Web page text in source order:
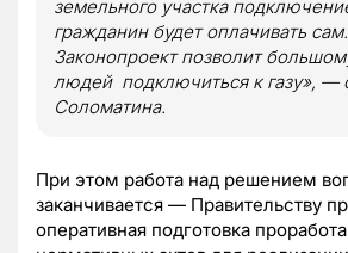
земельного участка
гражданин будет оплачивать сам.
Законопроект позволит
людей подключиться к газу», —
Соломатина.
При этом работа над решением
заканчивается — Правительству
оперативная подготовка